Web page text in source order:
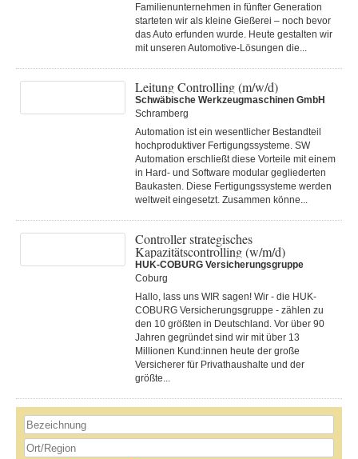
Familienunternehmen in fünfter Generation
starteten wir als kleine Gießerei – noch bevor
das Auto erfunden wurde. Heute gestalten wir
mit unseren Automotive-Lösungen die...
Leitung Controlling (m/w/d)
Schwäbische Werkzeugmaschinen GmbH
Schramberg
Automation ist ein wesentlicher Bestandteil
hochproduktiver Fertigungssysteme. SW
Automation erschließt diese Vorteile mit einem
in Hard- und Software modular gegliederten
Baukasten. Diese Fertigungs­systeme werden
weltweit eingesetzt. Zusammen könne...
Controller strategisches
Kapazitätscontrolling (w/m/d)
HUK-COBURG Versicherungsgruppe
Coburg
Hallo, lass uns WIR sagen! Wir - die HUK-
COBURG Versicherungsgruppe - zählen zu
den 10 größten in Deutschland. Vor über 90
Jahren gegründet sind wir mit über 13
Millionen Kund:innen heute der große
Versicherer für Privathaushalte und der
größte...